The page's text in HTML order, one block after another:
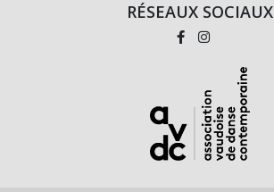
RÉSEAUX SOCIAUX